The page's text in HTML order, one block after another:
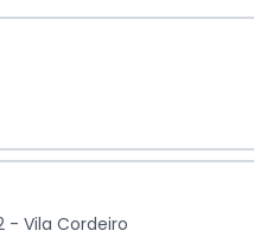
- Vila Cordeiro